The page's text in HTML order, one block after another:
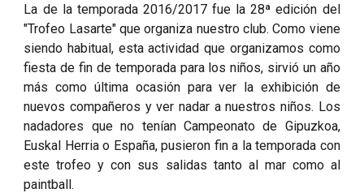
La de la temporada 2016/2017 fue la 28ª edición del
"Trofeo Lasarte" que organiza nuestro club. Como viene
siendo habitual, esta actividad que organizamos como
fiesta de fin de temporada para los niños, sirvió un año
más como última ocasión para ver la exhibición de
nuevos compañeros y ver nadar a nuestros niños. Los
nadadores que no tenían Campeonato de Gipuzkoa,
Euskal Herria o España, pusieron fin a la temporada con
este trofeo y con sus salidas tanto al mar como al
paintball.